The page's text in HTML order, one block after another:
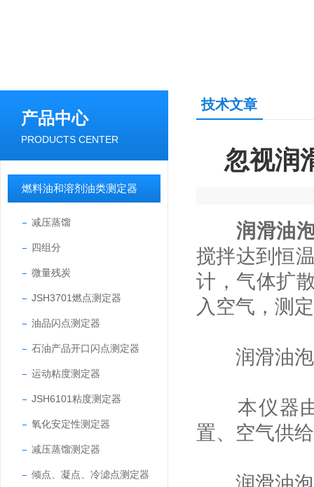
产品中心
PRODUCTS CENTER
燃料油和溶剂油类测定器
减压蒸馏
四组分
微量残炭
JSH3701燃点测定器
油品闪点测定器
石油产品开口闪点测定器
运动粘度测定器
JSH6101粘度测定器
氧化安定性测定器
减压蒸馏测定器
倾点、凝点、冷滤点测定器
技术文章
忽视润
润滑油
搅拌达到恒
计，气体扩
入空气，测
润滑油泡
本仪器由
置、空气供